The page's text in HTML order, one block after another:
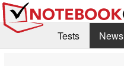
Tests News